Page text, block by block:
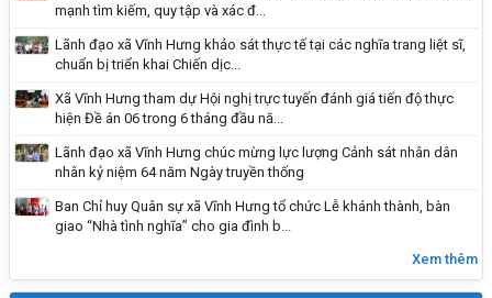
mạnh tìm kiếm, quy tập và xác đ...
Lãnh đạo xã Vĩnh Hưng khảo sát thực tế tại các nghĩa trang liệt sĩ,
chuẩn bị triển khai Chiến dịc...
Xã Vĩnh Hưng tham dự Hội nghị trực tuyến đánh giá tiến độ thực
hiện Đề án 06 trong 6 tháng đầu nă...
Lãnh đạo xã Vĩnh Hưng chúc mừng lực lượng Cảnh sát nhân dân
nhân kỷ niệm 64 năm Ngày truyền thống
Ban Chỉ huy Quân sự xã Vĩnh Hưng tổ chức Lễ khánh thành, bàn
giao “Nhà tình nghĩa” cho gia đình b...
Xem thêm
Vĩnh Hưng đẩy mạnh tuyên truyền, trang bị kỹ
năng phòng, chống đuối nước cho trẻ em năm